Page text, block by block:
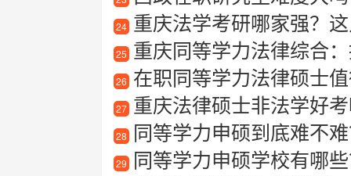
24 重庆法学考研哪家强？
25 重庆同等学力法律综合
26 在职同等学力法律硕士值
27 重庆法律硕士非法学好
28 同等学力申硕到底难不
29 同等学力申硕学校有哪